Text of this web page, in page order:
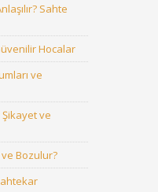
Sahte
Hocalar
ve
ve
ve Bozulur?